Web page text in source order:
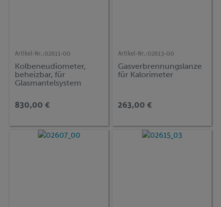
Artikel-Nr.:02611-00
Kolbeneudiometer,
beheizbar, für
Glasmantelsystem
830,00 €
Artikel-Nr.:02613-00
Gasverbrennungslanze
für Kalorimeter
263,00 €